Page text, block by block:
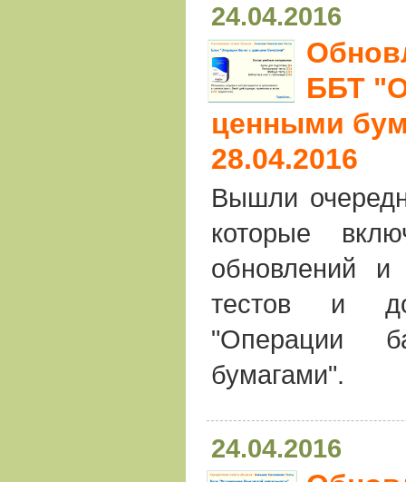
24.04.2016
ББТ
ценными
28.04.2016
Вышли
которые
обновлений и
тестов и
"Операции
бумагами".
24.04.2016